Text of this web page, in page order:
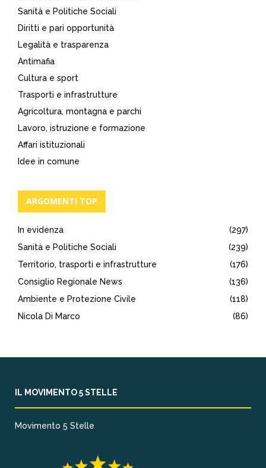
Sanità e Politiche Sociali
Diritti e pari opportunità
Legalità e trasparenza
Antimafia
Cultura e sport
Trasporti e infrastrutture
Agricoltura, montagna e parchi
Lavoro, istruzione e formazione
Affari istituzionali
Idee in comune
ARGOMENTI TOP
In evidenza
(297)
Sanità e Politiche Sociali
(239)
Territorio, trasporti e infrastrutture
(176)
Consiglio Regionale News
(136)
Ambiente e Protezione Civile
(118)
Nicola Di Marco
(86)
IL MOVIMENTO 5 STELLE
Movimento 5 Stelle